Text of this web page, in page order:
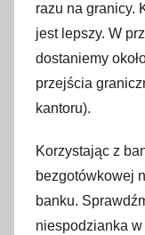
razu na granicy.
jest lepszy. W
dostaniemy
przejścia
kantoru).
Korzystając z
bezgotówkowej
banku.
niespodzianka w